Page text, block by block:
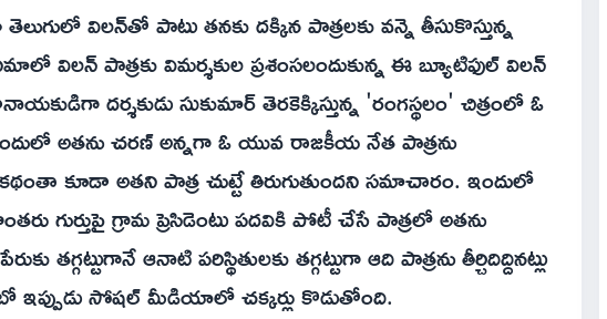
విలన్‌తో పాటు తనకు దక్కిన పాత్రలకు వన్నె తీసుకొస్తున్న
విలన్ పాత్రకు విమర్శకుల ప్రశంసలందుకున్న ఈ బ్యూటిఫుల్ విలన్
దర్శకుడు సుకుమార్ తెరకెక్కిస్తున్న 'రంగస్థలం' చిత్రంలో ఓ
అతను చరణ్ అన్నగా ఓ యువ రాజకీయ నేత పాత్రను
కథంతా కూడా అతని పాత్ర చుట్టే తిరుగుతుందని సమాచారం. ఇందులో
గుర్తుపై గ్రామ ప్రెసిడెంటు పదవికి పోటీ చేసే పాత్రలో అతను
తగ్గట్టుగానే ఆనాటి పరిస్థితులకు తగ్గట్టుగా ఆది పాత్రను తీర్చిదిద్దినట్లు
ఇప్పుడు సోషల్ మీడియాలో చక్కర్లు కొడుతోంది.